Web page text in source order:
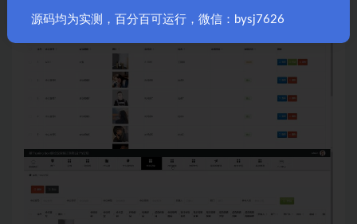
源码均为实测，百分百可运行，微信：bysj7626